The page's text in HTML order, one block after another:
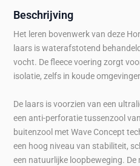
Beschrijving
Het leren bovenwerk van deze
laars is waterafstotend
vocht. De fleece voering zorgt
isolatie, zelfs in koude
De laars is voorzien van een
een anti-perforatie tussenzool
buitenzool met Wave Concept
een hoog niveau van stabiliteit,
een natuurlijke loopbeweging.